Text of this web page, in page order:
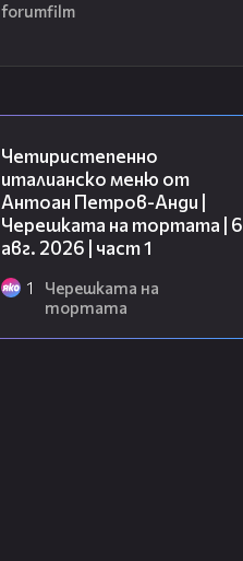
forumfilm
Четиристепенно
италианско меню от
Антоан Петров-Анди |
Черешката на тортата | 6
авг. 2026 | част 1
1
Черешката на
тортата